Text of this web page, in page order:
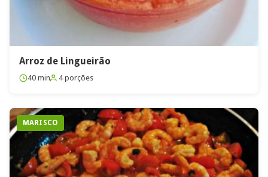
Arroz de Lingueirão
40 min 4 porções
MARISCO